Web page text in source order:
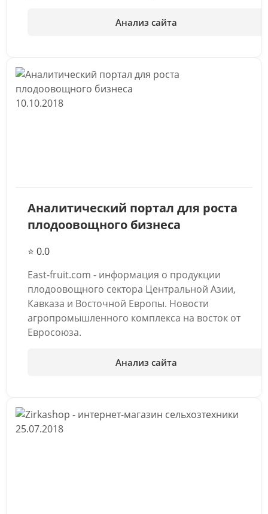
Анализ сайта
10.10.2018
Аналитический портал для роста
плодоовощного бизнеса
⭐ 0.0
East-fruit.com - информация о продукции
плодоовощного сектора Центральной Азии,
Кавказа и Восточной Европы. Новости
агропромышленного комплекса на восток от
Евросоюза.
Анализ сайта
25.07.2018